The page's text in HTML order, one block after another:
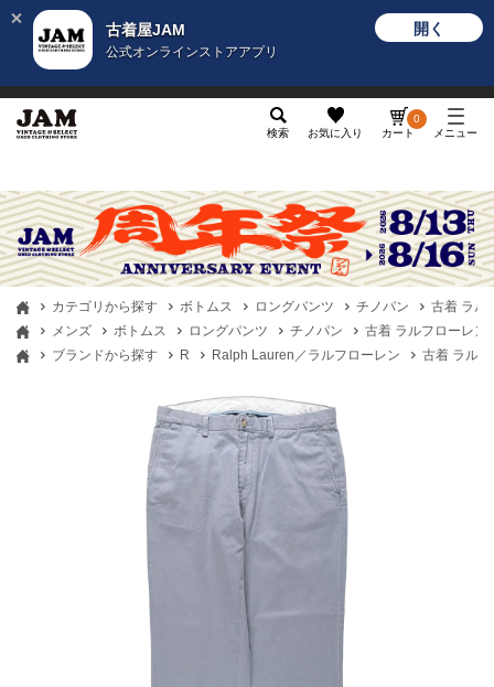
古着屋JAM
公式オンラインストアアプリ
開く
検索 お気に入り カート
0
メニュー
カテゴリから探す ボトムス ロングパンツ チノパン
古着 ラル
メンズ
ボトムス ロングパンツ チノパン
古着 ラルフローレン
ブランドから探す
R Ralph Lauren／ラルフローレン 古着 ラル